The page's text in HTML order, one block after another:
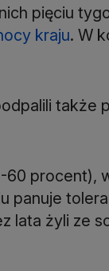
pięciu
kraju. W
także
procent),
panuje
lata żyli ze